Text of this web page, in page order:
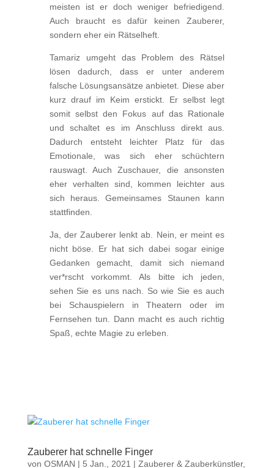
meisten ist er doch weniger befriedigend.
Auch braucht es dafür keinen Zauberer,
sondern eher ein Rätselheft.
Tamariz umgeht das Problem des Rätsel
lösen dadurch, dass er unter anderem
falsche Lösungsansätze anbietet. Diese aber
kurz drauf im Keim erstickt. Er selbst legt
somit selbst den Fokus auf das Rationale
und schaltet es im Anschluss direkt aus.
Dadurch entsteht leichter Platz für das
Emotionale, was sich eher schüchtern
rauswagt. Auch Zuschauer, die ansonsten
eher verhalten sind, kommen leichter aus
sich heraus. Gemeinsames Staunen kann
stattfinden.
Ja, der Zauberer lenkt ab. Nein, er meint es
nicht böse. Er hat sich dabei sogar einige
Gedanken gemacht, damit sich niemand
ver*rscht vorkommt. Als bitte ich jeden,
sehen Sie es uns nach. So wie Sie es auch
bei Schauspielern in Theatern oder im
Fernsehen tun. Dann macht es auch richtig
Spaß, echte Magie zu erleben.
Zauberer hat schnelle Finger
von OSMAN | 5 Jan., 2021 | Zauberer & Zauberkünstler,